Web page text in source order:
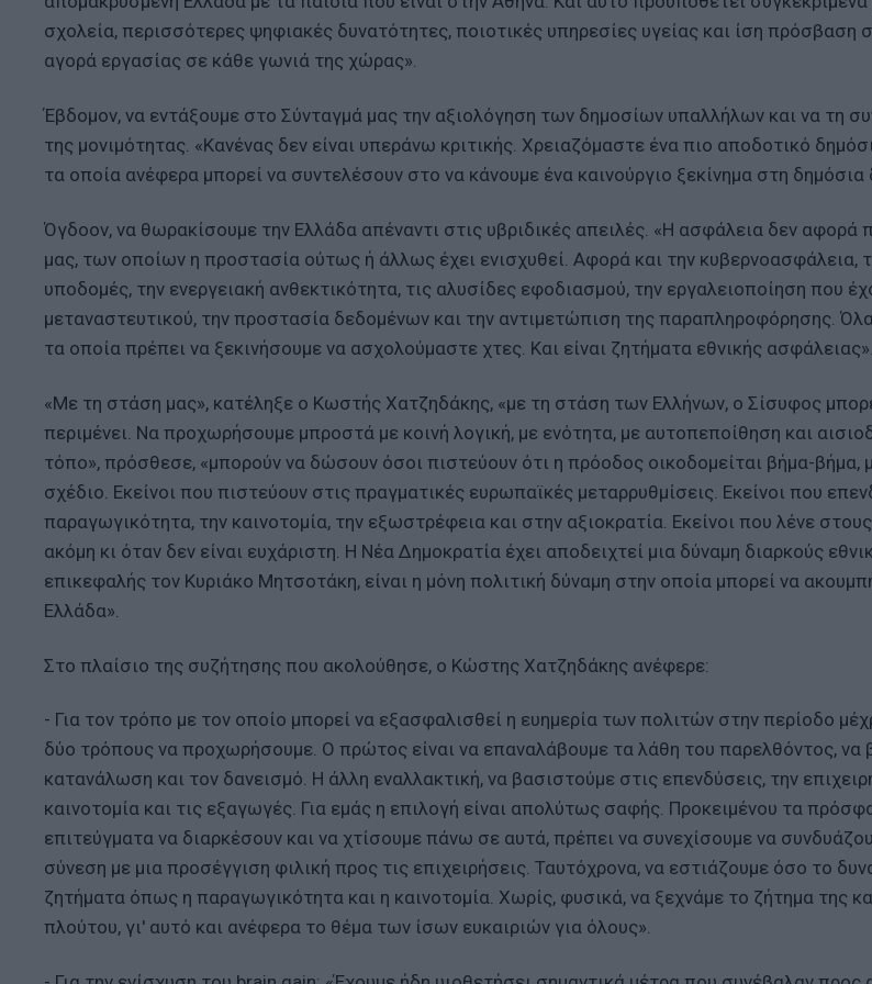
σχολεία, περισσότερες ψηφιακές δυνατότητες, ποιοτικές υπηρεσίες υγείας και ίση πρόσβαση
αγορά εργασίας σε κάθε γωνιά της χώρας».
Έβδομον, να εντάξουμε στο Σύνταγμά μας την αξιολόγηση των δημοσίων υπαλλήλων και να τη
της μονιμότητας. «Κανένας δεν είναι υπεράνω κριτικής. Χρειαζόμαστε ένα πιο αποδοτικό
τα οποία ανέφερα μπορεί να συντελέσουν στο να κάνουμε ένα καινούργιο ξεκίνημα στη δημόσια
Όγδοον, να θωρακίσουμε την Ελλάδα απέναντι στις υβριδικές απειλές. «Η ασφάλεια δεν αφορά
μας, των οποίων η προστασία ούτως ή άλλως έχει ενισχυθεί. Αφορά και την κυβερνοασφάλεια,
υποδομές, την ενεργειακή ανθεκτικότητα, τις αλυσίδες εφοδιασμού, την εργαλειοποίηση που
μεταναστευτικού, την προστασία δεδομένων και την αντιμετώπιση της παραπληροφόρησης.
τα οποία πρέπει να ξεκινήσουμε να ασχολούμαστε χτες. Και είναι ζητήματα εθνικής ασφάλειας».
«Με τη στάση μας», κατέληξε ο Κωστής Χατζηδάκης, «με τη στάση των Ελλήνων, ο Σίσυφος
περιμένει. Να προχωρήσουμε μπροστά με κοινή λογική, με ενότητα, με αυτοπεποίθηση και
τόπο», πρόσθεσε, «μπορούν να δώσουν όσοι πιστεύουν ότι η πρόοδος οικοδομείται βήμα-βήμα,
σχέδιο. Εκείνοι που πιστεύουν στις πραγματικές ευρωπαϊκές μεταρρυθμίσεις. Εκείνοι που
παραγωγικότητα, την καινοτομία, την εξωστρέφεια και στην αξιοκρατία. Εκείνοι που λένε
ακόμη κι όταν δεν είναι ευχάριστη. Η Νέα Δημοκρατία έχει αποδειχτεί μια δύναμη διαρκούς
επικεφαλής τον Κυριάκο Μητσοτάκη, είναι η μόνη πολιτική δύναμη στην οποία μπορεί να
Ελλάδα».
Στο πλαίσιο της συζήτησης που ακολούθησε, ο Κώστης Χατζηδάκης ανέφερε:
- Για τον τρόπο με τον οποίο μπορεί να εξασφαλισθεί η ευημερία των πολιτών στην περίοδο
δύο τρόπους να προχωρήσουμε. Ο πρώτος είναι να επαναλάβουμε τα λάθη του παρελθόντος, να
κατανάλωση και τον δανεισμό. Η άλλη εναλλακτική, να βασιστούμε στις επενδύσεις, την
καινοτομία και τις εξαγωγές. Για εμάς η επιλογή είναι απολύτως σαφής. Προκειμένου τα
επιτεύγματα να διαρκέσουν και να χτίσουμε πάνω σε αυτά, πρέπει να συνεχίσουμε να
σύνεση με μια προσέγγιση φιλική προς τις επιχειρήσεις. Ταυτόχρονα, να εστιάζουμε όσο το
ζητήματα όπως η παραγωγικότητα και η καινοτομία. Χωρίς, φυσικά, να ξεχνάμε το ζήτημα της
πλούτου, γι' αυτό και ανέφερα το θέμα των ίσων ευκαιριών για όλους».